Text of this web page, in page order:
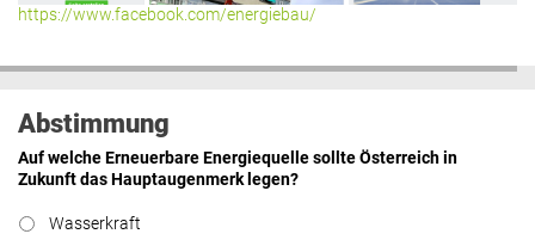
https://www.facebook.com/energiebau/
Abstimmung
Auf welche Erneuerbare Energiequelle sollte Österreich in
Zukunft das Hauptaugenmerk legen?
Wasserkraft